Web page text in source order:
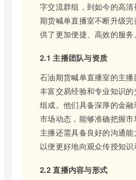
字交流群组，到如今的高
期货喊单直播室不断升级
供了更加便捷、高效的服务。
2.1 主播团队与资质
石油期货喊单直播室的主
丰富交易经验和专业知识
组成。他们具备深厚的金
市场动态，能够准确把握市
主播还需具备良好的沟通能
以便更好地向观众传授知识
2.2 直播内容与形式